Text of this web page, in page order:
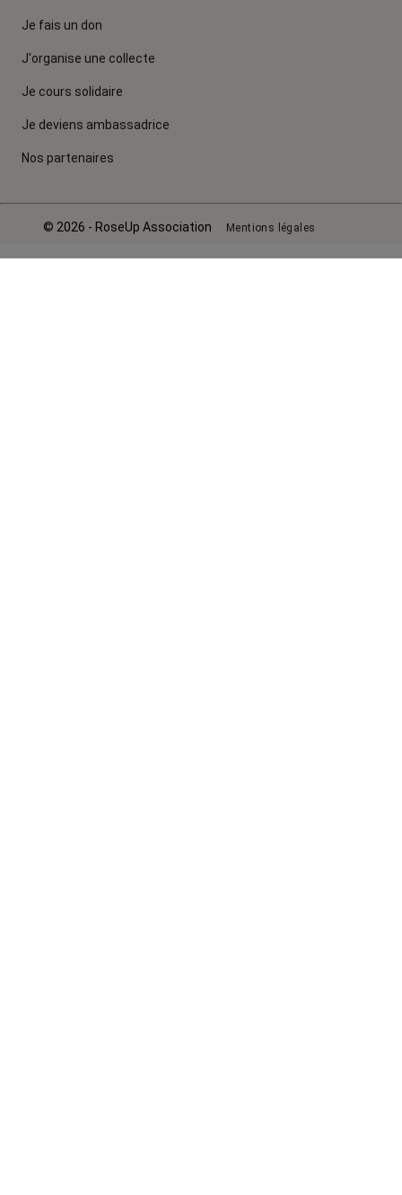
Je fais un don
J'organise une collecte
Je cours solidaire
Je deviens ambassadrice
Nos partenaires
© 2026 - RoseUp Association Mentions légales